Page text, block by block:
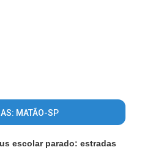
MATÃO-SP
escolar parado: estradas